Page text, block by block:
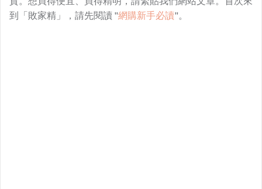
到「敗家精」，請先閱讀 "網購新手必讀"。